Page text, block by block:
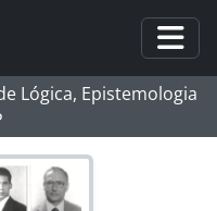
Lógica, Epistemologia